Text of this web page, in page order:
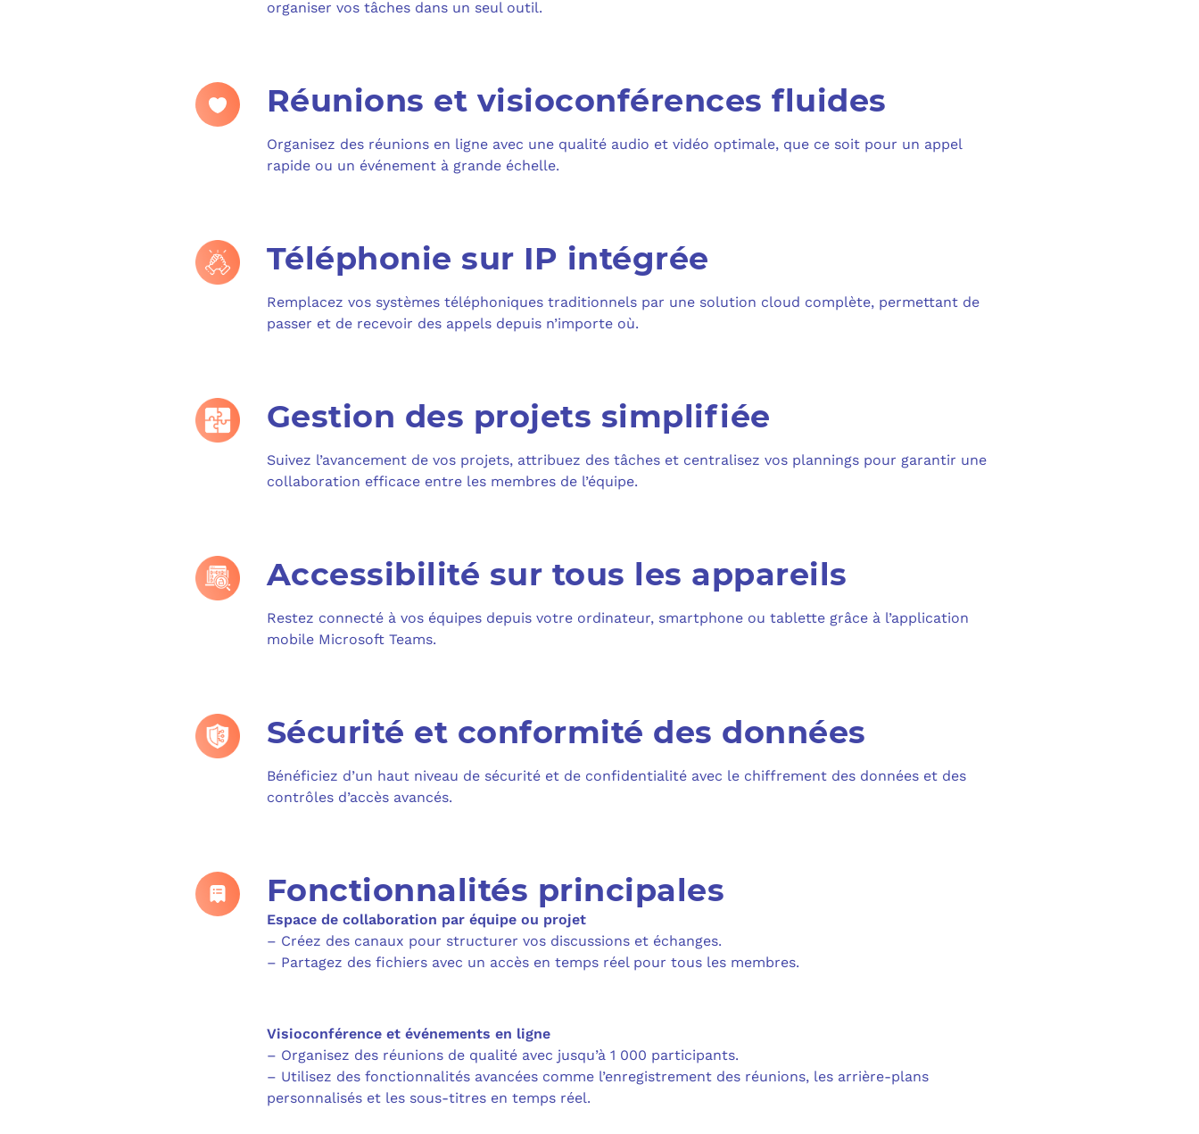
organiser vos tâches dans un seul outil.
Réunions et visioconférences fluides
Organisez des réunions en ligne avec une qualité audio et vidéo optimale, que ce soit pour un appel
rapide ou un événement à grande échelle.
Téléphonie sur IP intégrée
Remplacez vos systèmes téléphoniques traditionnels par une solution cloud complète, permettant de
passer et de recevoir des appels depuis n’importe où.
Gestion des projets simplifiée
Suivez l’avancement de vos projets, attribuez des tâches et centralisez vos plannings pour garantir une
collaboration efficace entre les membres de l’équipe.
Accessibilité sur tous les appareils
Restez connecté à vos équipes depuis votre ordinateur, smartphone ou tablette grâce à l’application
mobile Microsoft Teams.
Sécurité et conformité des données
Bénéficiez d’un haut niveau de sécurité et de confidentialité avec le chiffrement des données et des
contrôles d’accès avancés.
Fonctionnalités principales
Espace de collaboration par équipe ou projet
– Créez des canaux pour structurer vos discussions et échanges.
– Partagez des fichiers avec un accès en temps réel pour tous les membres.
Visioconférence et événements en ligne
– Organisez des réunions de qualité avec jusqu’à 1 000 participants.
– Utilisez des fonctionnalités avancées comme l’enregistrement des réunions, les arrière-plans
personnalisés et les sous-titres en temps réel.
MICROSOFT COPILOT
COPILOT STUDIO